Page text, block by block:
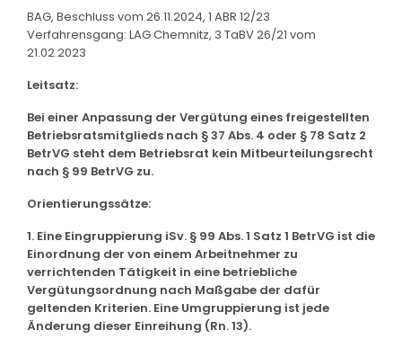
BAG, Beschluss vom 26.11.2024, 1 ABR 12/23
Verfahrensgang: LAG Chemnitz, 3 TaBV 26/21 vom
21.02.2023
Leitsatz:
Bei einer Anpassung der Vergütung eines freigestellten
Betriebsratsmitglieds nach § 37 Abs. 4 oder § 78 Satz 2
BetrVG steht dem Betriebsrat kein Mitbeurteilungsrecht
nach § 99 BetrVG zu.
Orientierungssätze:
1. Eine Eingruppierung iSv. § 99 Abs. 1 Satz 1 BetrVG ist die
Einordnung der von einem Arbeitnehmer zu
verrichtenden Tätigkeit in eine betriebliche
Vergütungsordnung nach Maßgabe der dafür
geltenden Kriterien. Eine Umgruppierung ist jede
Änderung dieser Einreihung (Rn. 13).